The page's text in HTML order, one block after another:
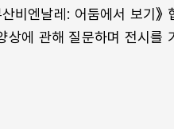
비엔날레: 어둠에서 보기》
에 관해 질문하며 전시를